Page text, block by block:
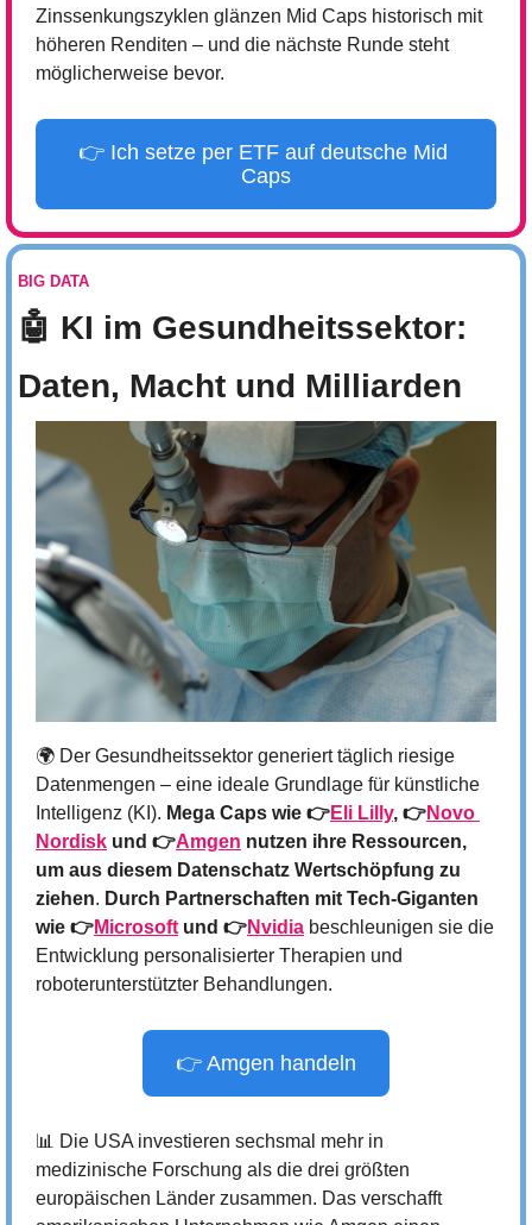
Zinssenkungszyklen glänzen Mid Caps historisch mit
höheren Renditen – und die nächste Runde steht
möglicherweise bevor.
👉 Ich setze per ETF auf deutsche Mid
Caps
BIG DATA
🤖 KI im Gesundheitssektor:
Daten, Macht und Milliarden
🌍 Der Gesundheitssektor generiert täglich riesige
Datenmengen – eine ideale Grundlage für künstliche
Intelligenz (KI). Mega Caps wie 👉Eli Lilly, 👉Novo
Nordisk und 👉Amgen nutzen ihre Ressourcen,
um aus diesem Datenschatz Wertschöpfung zu
ziehen. Durch Partnerschaften mit Tech-Giganten
wie 👉Microsoft und 👉Nvidia beschleunigen sie die
Entwicklung personalisierter Therapien und
roboterunterstützter Behandlungen.
👉 Amgen handeln
📊 Die USA investieren sechsmal mehr in
medizinische Forschung als die drei größten
europäischen Länder zusammen. Das verschafft